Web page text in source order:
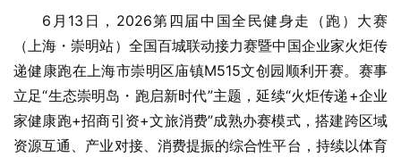
6月13日，2026第四届中国全民健身走（跑）大赛
（上海・崇明站）全国百城联动接力赛暨中国企业家火炬传
递健康跑在上海市崇明区庙镇M515文创园顺利开赛。赛事
立足“生态崇明岛・跑启新时代”主题，延续“火炬传递+企业
家健康跑+招商引资+文旅消费”成熟办赛模式，搭建跨区域
资源互通、产业对接、消费提振的综合性平台，持续以体育